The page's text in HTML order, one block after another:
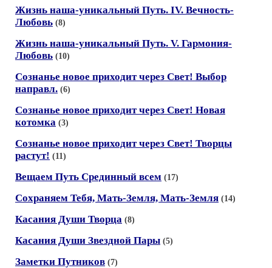
Жизнь наша-уникальный Путь. IV. Вечность-
Любовь (8)
Жизнь наша-уникальный Путь. V. Гармония-
Любовь (10)
Сознанье новое приходит через Свет! Выбор
направл. (6)
Сознанье новое приходит через Свет! Новая
котомка (3)
Сознанье новое приходит через Свет! Творцы
растут! (11)
Вещаем Путь Срединный всем (17)
Сохраняем Тебя, Мать-Земля, Мать-Земля (14)
Касания Души Творца (8)
Касания Души Звездной Пары (5)
Заметки Путников (7)